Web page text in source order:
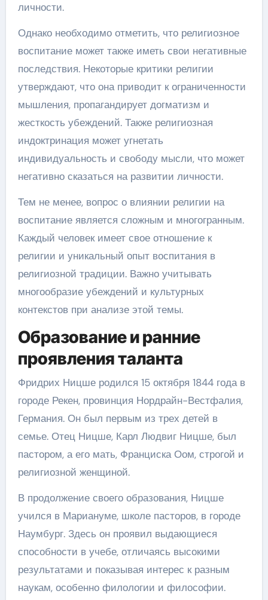
личности.
Однако необходимо отметить, что религиозное
воспитание может также иметь свои негативные
последствия. Некоторые критики религии
утверждают, что она приводит к ограниченности
мышления, пропагандирует догматизм и
жесткость убеждений. Также религиозная
индоктринация может угнетать
индивидуальность и свободу мысли, что может
негативно сказаться на развитии личности.
Тем не менее, вопрос о влиянии религии на
воспитание является сложным и многогранным.
Каждый человек имеет свое отношение к
религии и уникальный опыт воспитания в
религиозной традиции. Важно учитывать
многообразие убеждений и культурных
контекстов при анализе этой темы.
Образование и ранние
проявления таланта
Фридрих Ницше родился 15 октября 1844 года в
городе Рекен, провинция Нордрайн-Вестфалия,
Германия. Он был первым из трех детей в
семье. Отец Ницше, Карл Людвиг Ницше, был
пастором, а его мать, Франциска Оом, строгой и
религиозной женщиной.
В продолжение своего образования, Ницше
учился в Мариануме, школе пасторов, в городе
Наумбург. Здесь он проявил выдающиеся
способности в учебе, отличаясь высокими
результатами и показывая интерес к разным
наукам, особенно филологии и философии.